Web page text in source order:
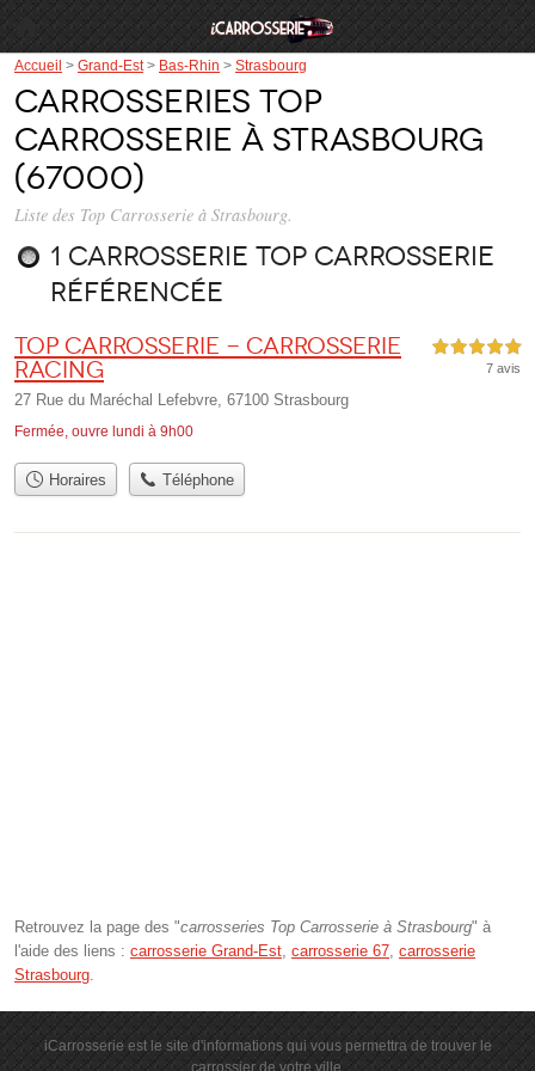
Accueil > Grand-Est> Bas-Rhin > Strasbourg
Carrosseries Top
Carrosserie à Strasbourg
(67000)
Liste des Top Carrosserie à Strasbourg.
1 carrosserie Top Carrosserie
référencée
Top Carrosserie - Carrosserie
Racing
27 Rue du Maréchal Lefebvre, 67100 Strasbourg
Fermée, ouvre lundi à 9h00
5,0 étoiles sur 5
7 avis
Horaires Téléphone
Retrouvez la page des "carrosseries Top Carrosserie à Strasbourg" à
l'aide des liens : carrosserie Grand-Est, carrosserie 67, carrosserie
Strasbourg.
iCarrosserie est le site d'informations qui vous permettra de trouver le